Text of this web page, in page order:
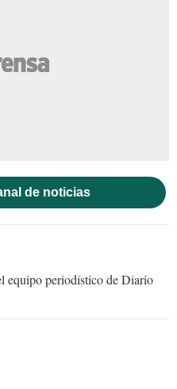
de noticias
equipo periodístico de Diario